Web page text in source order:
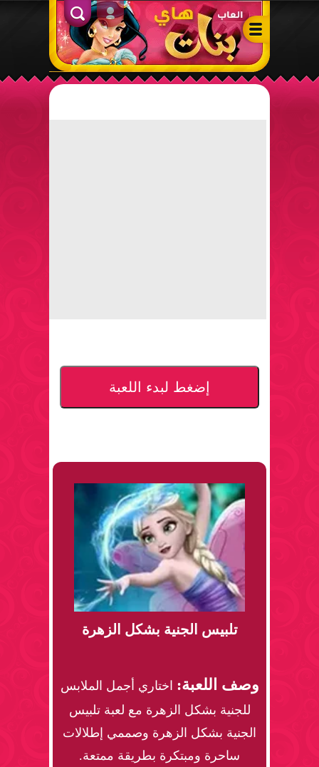
ألعاب بنات هاي – أفضل ألعاب تلبيس، مكياج، طبخ وأنشطة ممتعة
الدخول
إضغط لبدء اللعبة
تلبيس الجنية بشكل الزهرة
وصف اللعبة: اختاري أجمل الملابس
للجنية بشكل الزهرة مع لعبة تلبيس
الجنية بشكل الزهرة وصممي إطلالات
ساحرة ومبتكرة بطريقة ممتعة.